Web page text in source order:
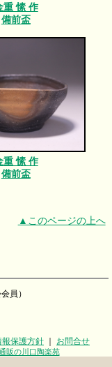
重 愫 作
備前盃
重 愫 作
備前盃
▲このページの上へ
員）
報保護方針 ｜ お問合せ
販の川口陶楽苑